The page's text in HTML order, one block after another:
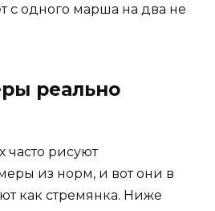
с одного марша на два не
реально
часто рисуют
из норм, и вот они в
как стремянка. Ниже